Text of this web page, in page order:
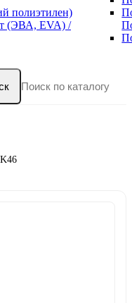
полиэтилен)
(ЭВА, EVA) /